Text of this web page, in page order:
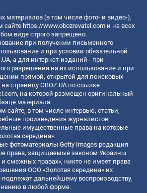
материалов (в том числе фото- и видео-),
сайте https://www.obozrevatel.com и на всех
виде строго запрещено.
при получении письменного
и при условии обязательной
а для интернет-изданий - при
разрешения на их использование и при
прямой, открытой для поисковых
страницу OBOZ.UA по ссылке
, на которой размещен оригинальный
материала.
сайте, в том числе интервью, статьи,
произведения журналистов
имущественные права на которые
середина».
фотоматериалы Getty Images редакция
права, защищаемые законом Украины
и смежных правах», никто не имеет права
ООО «Золотая середина» их
подлежат дальнейшему воспроизводству,
в любой форме.